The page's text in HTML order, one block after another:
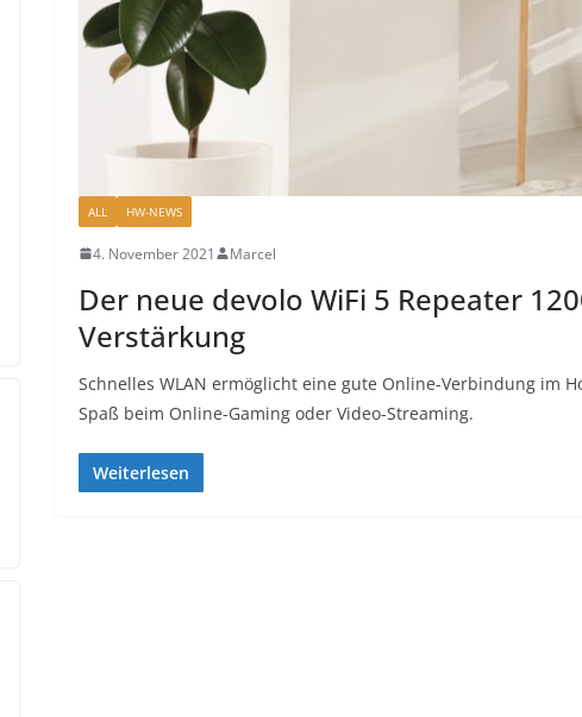
ALL HW-NEWS
4. November 2021 Marcel
Der neue devolo WiFi 5 Repeater
Verstärkung
Schnelles WLAN ermöglicht eine gute Online-Verbindung im
Spaß beim Online-Gaming oder Video-Streaming.
Weiterlesen